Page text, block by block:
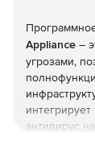
Appliance –
угрозами,
антивирус